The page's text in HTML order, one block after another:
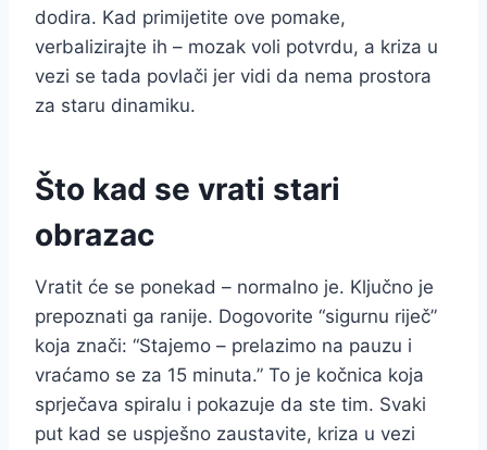
dodira. Kad primijetite ove pomake,
verbalizirajte ih – mozak voli potvrdu, a kriza u
vezi se tada povlači jer vidi da nema prostora
za staru dinamiku.
Što kad se vrati stari
obrazac
Vratit će se ponekad – normalno je. Ključno je
prepoznati ga ranije. Dogovorite “sigurnu riječ”
koja znači: “Stajemo – prelazimo na pauzu i
vraćamo se za 15 minuta.” To je kočnica koja
sprječava spiralu i pokazuje da ste tim. Svaki
put kad se uspješno zaustavite, kriza u vezi